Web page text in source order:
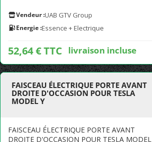
Vendeur :UAB GTV Group
Energie :Essence + Electrique
52,64 € TTC livraison incluse
FAISCEAU ÉLECTRIQUE PORTE AVANT
DROITE D'OCCASION POUR TESLA
MODEL Y
FAISCEAU ÉLECTRIQUE PORTE AVANT
DROITE D'OCCASION POUR TESLA MODEL